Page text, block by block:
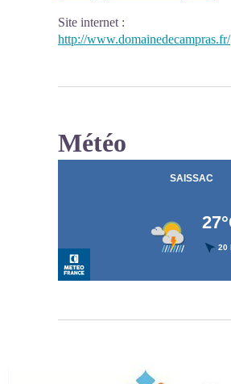
Site internet :
http://www.domainedecampras.fr/
Météo